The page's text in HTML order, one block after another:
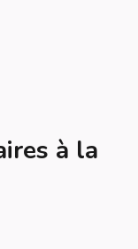
à la